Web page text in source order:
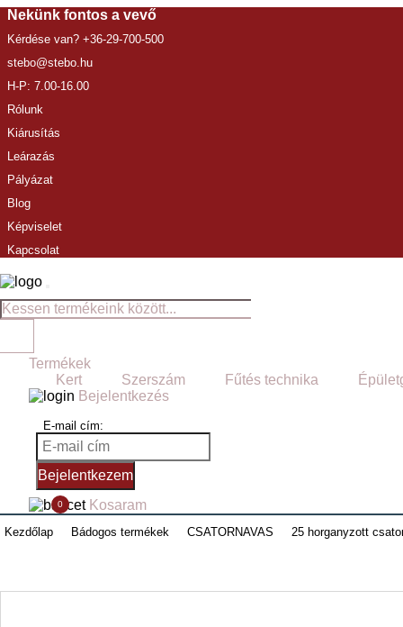
Nekünk fontos a vevő
Kérdése van? +36-29-700-500
stebo@stebo.hu
H-P: 7.00-16.00
Rólunk
Kiárusítás
Leárazás
Pályázat
Blog
Képviselet
Kapcsolat
Termékek
Kert
Szerszám Fűtés technika
Bejelentkezés
E-mail cím:
Bejelentkezem
Kosaram
0
Kezdőlap Bádogos termékek CSATORNAVAS 25 horganyzott